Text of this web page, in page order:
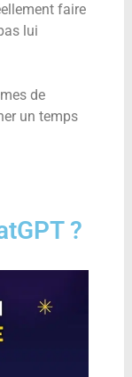
faire
lui
de
un temps
?